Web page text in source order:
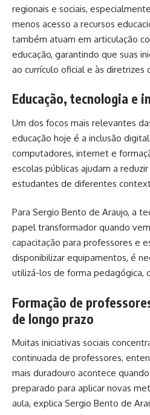
regionais e sociais,
menos acesso a recursos
também atuam em articulação
educação, garantindo que suas
ao currículo oficial e às diretrizes
Educação, tecnologia e
Um dos focos mais relevantes
educação hoje é a inclusão
computadores, internet e
escolas públicas ajudam a
estudantes de diferentes
Para Sergio Bento de Araujo, a
papel transformador quando
capacitação para professores e
disponibilizar equipamentos, é
utilizá-los de forma pedagógica,
Formação de
de longo prazo
Muitas iniciativas sociais
continuada de professores,
mais duradouro acontece
preparado para aplicar novas
aula, explica Sergio Bento de